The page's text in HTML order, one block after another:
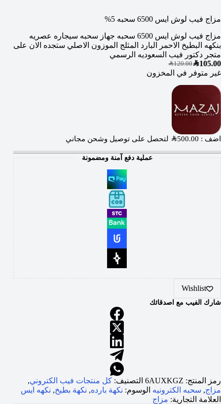
مزاج فيب لوش ايس 6500 سحبه 5%
مزاج فيب لوش ايس 6500 سحبه جهاز سحبه سيجاره عصريه
بنكهه البطيخ الاحمر البارد المثلج الموزون الاصلي ستجده الان على
متجر دكتور فيب السعوديه الرسمي
SAR120.00SAR105.00
غير متوفر في المخزون
اضف : SAR500.00 لتحصل على توصيل وشحن مجاني
عملية دفع آمنة ومضمونة
Wishlist
شارك الفيب مع اصدقائك
رمز المنتج: 6AUXKGZ التصنيف: كل منتجات فيب الكتروني,
مزاج, سحبه الكترونيه الوسوم: نكهة بارده, نكهة بطيخ, نكهه ايس
العلامة التجارية: مزاج